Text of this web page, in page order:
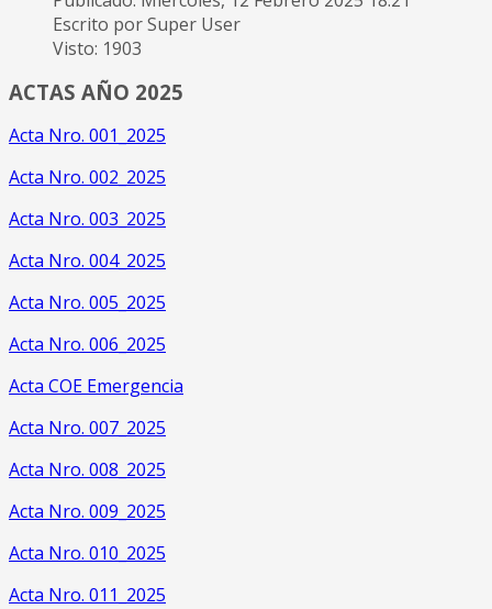
Escrito por Super User
Visto: 1903
ACTAS AÑO 2025
Acta Nro. 001_2025
Acta Nro. 002_2025
Acta Nro. 003_2025
Acta Nro. 004_2025
Acta Nro. 005_2025
Acta Nro. 006_2025
Acta COE Emergencia
Acta Nro. 007_2025
Acta Nro. 008_2025
Acta Nro. 009_2025
Acta Nro. 010_2025
Acta Nro. 011_2025